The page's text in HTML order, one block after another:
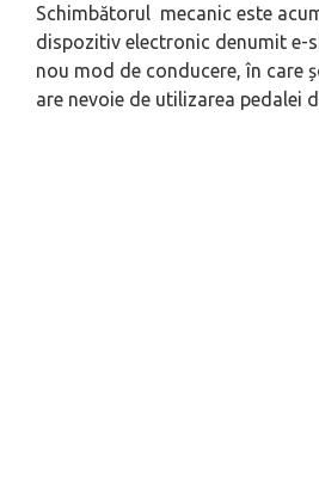
Schimbătorul mecanic este
dispozitiv electronic denumit e-
nou mod de conducere, în care
are nevoie de utilizarea pedalei